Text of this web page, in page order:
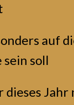
auf
soll
dieses Jahr